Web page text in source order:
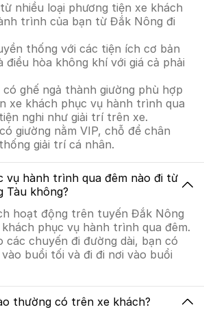
nhiều loại phương tiện xe khách
trình của bạn từ Đắk Nông đi
thống với các tiện ích cơ bản
điều hòa không khí với giá cả phải
có ghế ngả thành giường phù hợp
xe khách phục vụ hành trình qua
nghi như giải trí trên xe.
giường nằm VIP, chỗ để chân
giải trí cá nhân.
vụ hành trình qua đêm nào đi từ
Tàu không?
hoạt động trên tuyến Đắk Nông
khách phục vụ hành trình qua đêm.
chuyến đi đường dài, bạn có
buổi tối và đi đi nơi vào buổi
thường có trên xe khách?